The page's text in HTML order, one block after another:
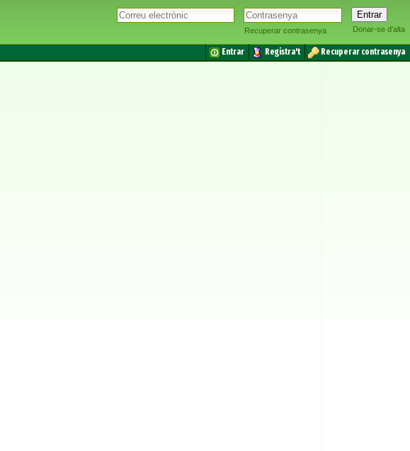
Recuperar contrasenya Donar-se d'alta
Entrar Registra't
Recuperar contrasenya